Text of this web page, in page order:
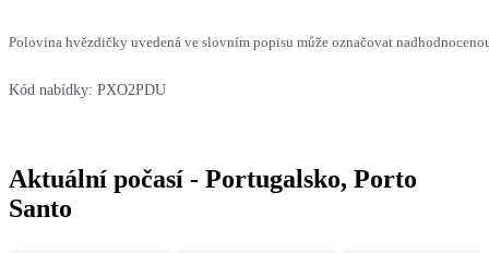
Polovina hvězdičky uvedená ve slovním popisu může označovat
Kód nabídky: PXO2PDU
Aktuální počasí - Portugalsko, Porto
Santo